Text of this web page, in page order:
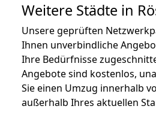
Weitere Städte in
Unsere geprüften
Ihnen unverbindliche
Ihre Bedürfnisse
Angebote sind kostenlos,
Sie einen Umzug innerhalb
außerhalb Ihres aktuellen